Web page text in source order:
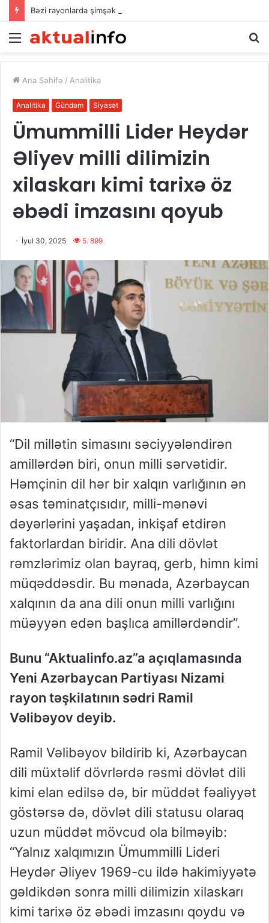
Bəzi rayonlarda şimşək çaxır, yağış yağır – FAKTİKİ HAVA
Menu
Ana Səhifə / Analitika
Analitika Gündəm Siyasət
Ümummilli Lider Heydər
Əliyev milli dilimizin
xilaskarı kimi tarixə öz
əbədi imzasını qoyub
İyul 30, 2025 5. 899
“Dil millətin simasını səciyyələndirən
amillərdən biri, onun milli sərvətidir.
Həmçinin dil hər bir xalqın varlığının ən
əsas təminatçısıdır, milli-mənəvi
dəyərlərini yaşadan, inkişaf etdirən
faktorlardan biridir. Ana dili dövlət
rəmzlərimiz olan bayraq, gerb, himn kimi
müqəddəsdir. Bu mənada, Azərbaycan
xalqının da ana dili onun milli varlığını
müəyyən edən başlıca amillərdəndir”.
Bunu “Aktualinfo.az”a açıqlamasında
Yeni Azərbaycan Partiyası Nizami
rayon təşkilatının sədri Ramil
Vəlibəyov deyib.
Ramil Vəlibəyov bildirib ki, Azərbaycan
dili müxtəlif dövrlərdə rəsmi dövlət dili
kimi elan edilsə də, bir müddət fəaliyyət
göstərsə də, dövlət dili statusu olaraq
uzun müddət mövcud ola bilməyib:
“Yalnız xalqımızın Ümummilli Lideri
Heydər Əliyev 1969-cu ildə hakimiyyətə
gəldikdən sonra milli dilimizin xilaskarı
kimi tarixə öz əbədi imzasını qoydu və